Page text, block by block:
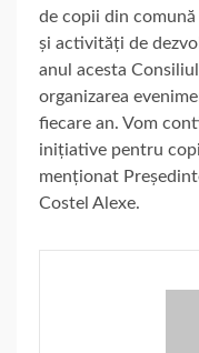
de copii din
și activități de
anul acesta
organizarea
fiecare an. Vom
inițiative pentru
menționat
Costel Alexe.